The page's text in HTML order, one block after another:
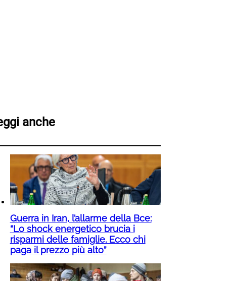
anche
Guerra in Iran, l’allarme della Bce:
“Lo shock energetico brucia i
risparmi delle famiglie. Ecco chi
paga il prezzo più alto”